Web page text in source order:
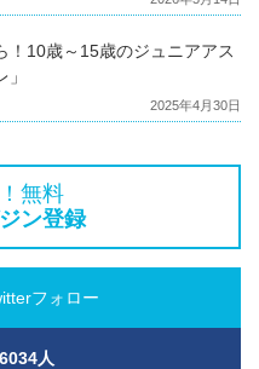
！10歳～15歳のジュニアアス
2025年4月30日
無料
ン登録
フォロー
人